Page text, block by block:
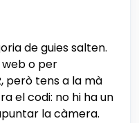
de guies salten.
o per
però tens a la mà
el codi: no hi ha un
la càmera.